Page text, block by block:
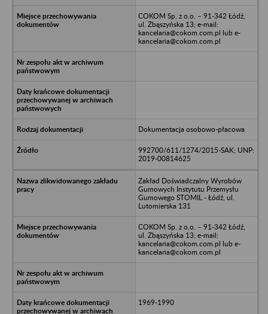
COKOM Sp. z o.o. – 91-342 Łódź,
ul. Zbąszyńska 13; e-mail:
kancelaria@cokom.com.pl lub e-
kancelaria@cokom.com.pl
Dokumentacja osobowo-płacowa
992700/611/1274/2015-SAK; UNP:
2019-00814625
Zakład Doświadczalny Wyrobów
Gumowych Instytutu Przemysłu
Gumowego STOMIL - Łódź, ul.
Lutomierska 131
COKOM Sp. z o.o. – 91-342 Łódź,
ul. Zbąszyńska 13; e-mail:
kancelaria@cokom.com.pl lub e-
kancelaria@cokom.com.pl
1969-1990